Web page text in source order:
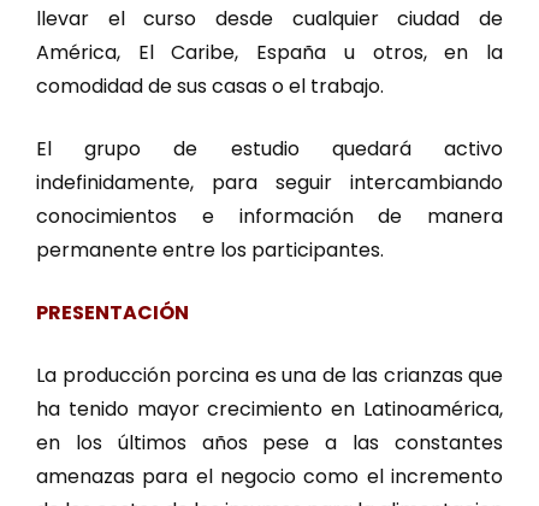
llevar el curso desde cualquier ciudad de
América, El Caribe, España u otros, en la
comodidad de sus casas o el trabajo.
El grupo de estudio quedará activo
indefinidamente, para seguir intercambiando
conocimientos e información de manera
permanente entre los participantes.
PRESENTACIÓN
La producción porcina es una de las crianzas que
ha tenido mayor crecimiento en Latinoamérica,
en los últimos años pese a las constantes
amenazas para el negocio como el incremento